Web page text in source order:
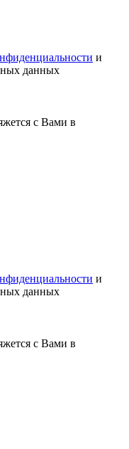
и
данных
с Вами в
и
данных
с Вами в